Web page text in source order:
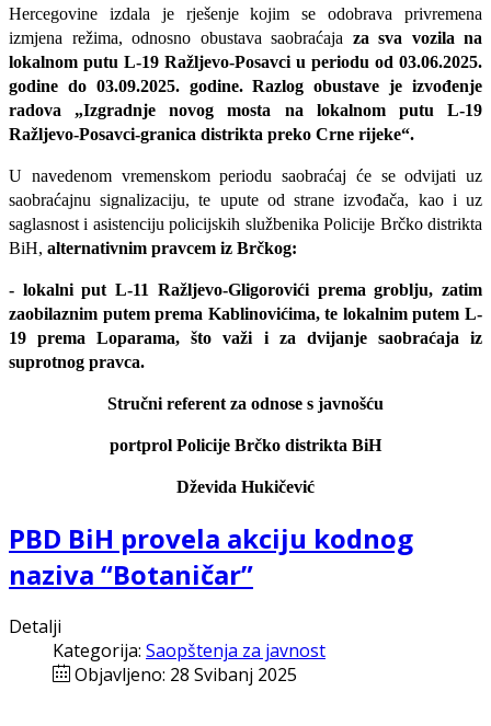
Hercegovine izdala je rješenje kojim se odobrava privremena
izmjena režima, odnosno obustava saobraćaja za sva vozila na
lokalnom putu L-19 Ražljevo-Posavci u periodu od 03.06.2025.
godine do 03.09.2025. godine. Razlog obustave je izvođenje
radova „Izgradnje novog mosta na lokalnom putu L-19
Ražljevo-Posavci-granica distrikta preko Crne rijeke“.
U navedenom vremenskom periodu saobraćaj će se odvijati uz
saobraćajnu signalizaciju, te upute od strane izvođača, kao i uz
saglasnost i asistenciju policijskih službenika Policije Brčko distrikta
BiH, alternativnim pravcem iz Brčkog:
- lokalni put L-11 Ražljevo-Gligorovići prema groblju, zatim
zaobilaznim putem prema Kablinovićima, te lokalnim putem L-
19 prema Loparama, što važi i za dvijanje saobraćaja iz
suprotnog pravca.
Stručni referent za odnose s javnošću
portprol Policije Brčko distrikta BiH
Dževida Hukičević
PBD BiH provela akciju kodnog
naziva “Botaničar”
Detalji
Kategorija: Saopštenja za javnost
Objavljeno: 28 Svibanj 2025